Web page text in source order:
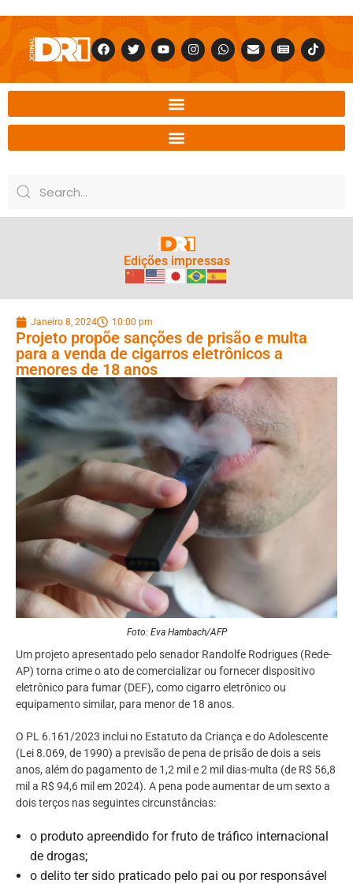
Edições impressas
Janeiro 8, 2024 10:00 pm
Projeto propõe sanções de prisão e multa
para a venda de cigarros eletrônicos a
menores de 18 anos
Foto: Eva Hambach/AFP
Um projeto apresentado pelo senador Randolfe Rodrigues (Rede-
AP) torna crime o ato de comercializar ou fornecer dispositivo
eletrônico para fumar (DEF), como cigarro eletrônico ou
equipamento similar, para menor de 18 anos.
O PL 6.161/2023 inclui no Estatuto da Criança e do Adolescente
(Lei 8.069, de 1990) a previsão de pena de prisão de dois a seis
anos, além do pagamento de 1,2 mil e 2 mil dias-multa (de R$ 56,8
mil a R$ 94,6 mil em 2024). A pena pode aumentar de um sexto a
dois terços nas seguintes circunstâncias:
o produto apreendido for fruto de tráfico internacional
de drogas;
o delito ter sido praticado pelo pai ou por responsável